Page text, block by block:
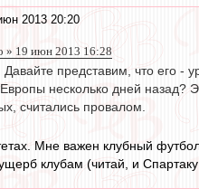
2013 20:20
» 19 июн 2013 16:28
Давайте представим, что его -
несколько дней
считались провалом.
Мне важен клубный
клубам (читай, и